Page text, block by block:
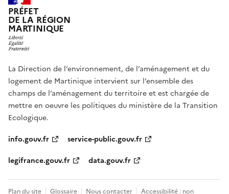
PRÉFET
DE LA RÉGION
MARTINIQUE
La Direction de l’environnement, de l’aménagement et du
logement de Martinique intervient sur l’ensemble des
champs de l’aménagement du territoire et est chargée de
mettre en oeuvre les politiques du ministère de la Transition
Ecologique.
info.gouv.fr
service-public.gouv.fr
legifrance.gouv.fr
data.gouv.fr
Plan du site Glossaire Nous contacter Accessibilité : non